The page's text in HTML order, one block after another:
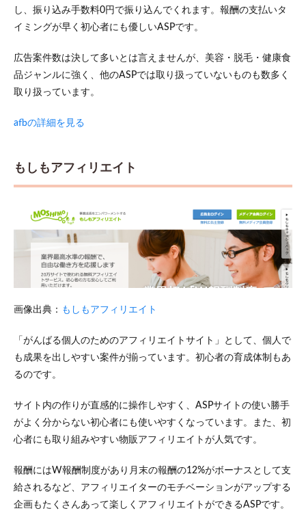
し、振り込み手数料0円で振り込んでくれます。報酬の支払いタ
イミングが早く初心者にも優しいASPです。
広告案件数は決して多いとは言えませんが、美容・脱毛・健康食
品ジャンルに強く、他のASPでは取り扱っていないものも数多く
取り扱っています。
afbの詳細を見る
もしもアフィリエイト
画像出典： もしもアフィリエイト
「がんばる個人のためのアフィリエイトサイト」として、個人で
も成果を出しやすい案件が揃っています。初心者の育成体制もあ
るのです。
サイト内の作りが直感的に操作しやすく、ASPサイトの使い勝手
がよく分からない初心者にも使いやすくなっています。また、初
心者にも取り組みやすい物販アフィリエイトが人気です。
報酬にはW報酬制度があり月末の報酬の12%がボーナスとして支
給されるなど、アフィリエイターのモチベーションがアップする
企画もたくさんあって楽しくアフィリエイトができるASPです。